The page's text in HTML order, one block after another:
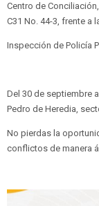
Centro de
C31 No. 44-3, frente a
Inspección de Policía
Del 30 de septiembre
Pedro de Heredia,
No pierdas la
conflictos de manera